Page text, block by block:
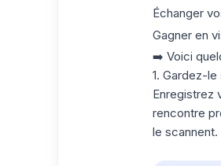
Échanger
Gagner en
➡️ Voici
1. Gardez-
Enregistrez
rencontre
le scannent.